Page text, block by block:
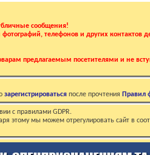
сообщения!
фотографий, телефонов и других
предлагаемым посетителями и не
зарегистрироваться после прочтения Правил
с правилами GDPR.
этому мы можем отрегулировать сайт в